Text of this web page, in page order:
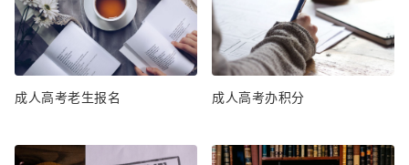
成人高考老生报名 成人高考办积分